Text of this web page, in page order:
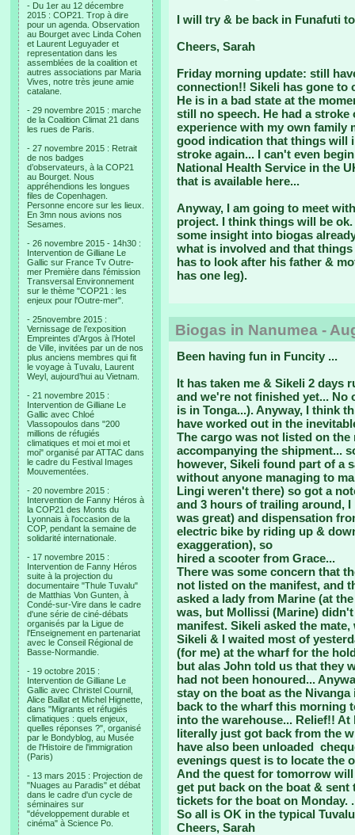
- Du 1er au 12 décembre
2015 : COP21. Trop à dire
pour un agenda. Observation
au Bourget avec Linda Cohen
et Laurent Leguyader et
representation dans les
assemblées de la coalition et
autres associations par Maria
Vives, notre très jeune amie
catalane.
- 29 novembre 2015 : marche
de la Coalition Climat 21 dans
les rues de Paris.
- 27 novembre 2015 : Retrait
de nos badges
d’observateurs, à la COP21
au Bourget. Nous
appréhendions les longues
files de Copenhagen.
Personne encore sur les lieux.
En 3mn nous avions nos
Sesames.
- 26 novembre 2015 - 14h30 :
Intervention de Gilliane Le
Gallic sur France Tv Outre-
mer Première dans l'émission
Transversal Environnement
sur le thème "COP21 : les
enjeux pour l'Outre-mer".
- 25novembre 2015 :
Vernissage de l’exposition
Empreintes d’Argos à l’Hotel
de Ville, invitées par un de nos
plus anciens membres qui fit
le voyage à Tuvalu, Laurent
Weyl, aujourd’hui au Vietnam.
- 21 novembre 2015 :
Intervention de Gilliane Le
Gallic avec Chloé
Vlassopoulos dans "200
millions de réfugiés
climatiques et moi et moi et
moi" organisé par ATTAC dans
le cadre du Festival Images
Mouvementées.
- 20 novembre 2015 :
Intervention de Fanny Héros à
la COP21 des Monts du
Lyonnais à l'occasion de la
COP, pendant la semaine de
solidarité internationale.
- 17 novembre 2015 :
Intervention de Fanny Héros
suite à la projection du
documentaire "Thule Tuvalu"
de Matthias Von Gunten, à
Condé-sur-Vire dans le cadre
d'une série de ciné-débats
organisés par la Ligue de
l'Enseignement en partenariat
avec le Conseil Régional de
Basse-Normandie.
- 19 octobre 2015 :
Intervention de Gilliane Le
Gallic avec Christel Cournil,
Alice Baillat et Michel Hignette,
dans "Migrants et réfugiés
climatiques : quels enjeux,
quelles réponses ?", organisé
par le Bondyblog, au Musée
de l'Histoire de l'immigration
(Paris)
- 13 mars 2015 : Projection de
"Nuages au Paradis" et débat
dans le cadre d'un cycle de
séminaires sur
"développement durable et
cinéma" à Science Po.
I will try & be back in Funafuti
Cheers, Sarah
Friday morning update: still
connection!! Sikeli has gone to
He is in a bad state at the
still no speech. He had a
experience with my own family
good indication that things will
stroke again... I can't even
National Health Service in the
that is available here...
Anyway, I am going to meet
project. I think things will be
some insight into biogas
what is involved and that
has to look after his father &
has one leg).
Biogas in Nanumea -
Been having fun in Funcity ...
It has taken me & Sikeli 2 days
and we're not finished yet... No
is in Tonga...). Anyway, I think
have worked out in the
The cargo was not listed on
accompanying the shipment...
however, Sikeli found part of a
without anyone managing to
Lingi weren't there) so got a
and 3 hours of trailing around,
was great) and dispensation
electric bike by riding up &
exaggeration), so
hired a scooter from Grace...
There was some concern that
not listed on the manifest, and
asked a lady from Marine (at
was, but Mollissi (Marine)
manifest. Sikeli asked the
Sikeli & I waited most of
(for me) at the wharf for the
but alas John told us that they
had not been honoured...
stay on the boat as the
back to the wharf this morning
into the warehouse... Relief!!
literally just got back from the
have also been unloaded
evenings quest is to locate the
And the quest for tomorrow
get put back on the boat & sent
tickets for the boat on Monday.
So all is OK in the typical
Cheers, Sarah